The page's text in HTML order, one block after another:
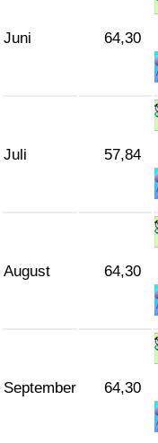
Juni 64,30
Juli 57,84
August 64,30
September 64,30